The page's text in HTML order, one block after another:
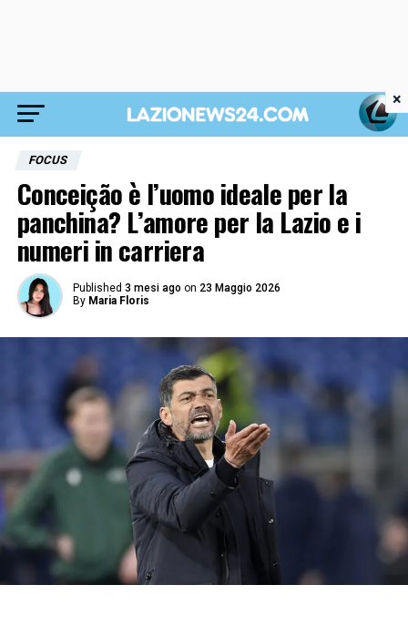
FOCUS
Conceição è l’uomo ideale per la
panchina? L’amore per la Lazio e i
numeri in carriera
Published 3 mesi ago on 23 Maggio 2026
By Maria Floris
×